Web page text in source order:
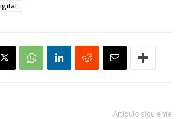
Artículo siguiente